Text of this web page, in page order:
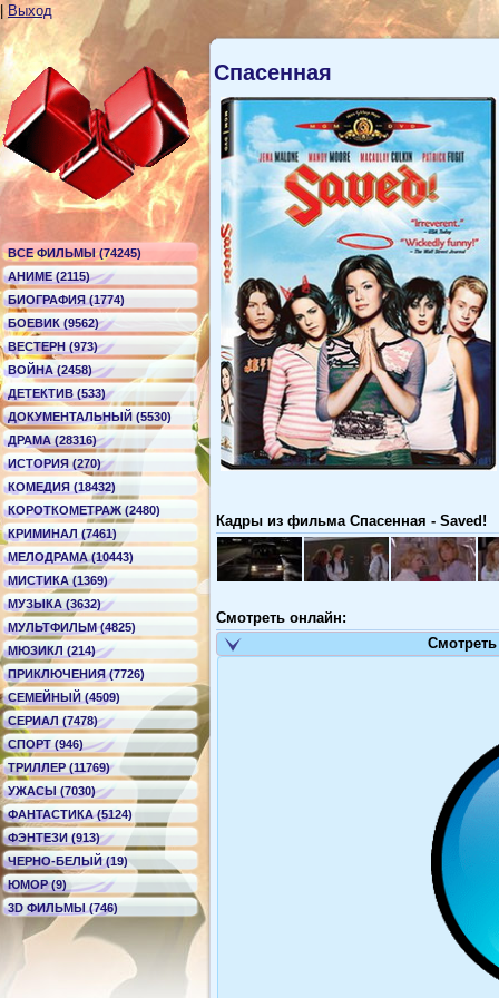
Выход
ВСЕ ФИЛЬМЫ (74245)
АНИМЕ (2115)
БИОГРАФИЯ (1774)
БОЕВИК (9562)
ВЕСТЕРН (973)
ВОЙНА (2458)
ДЕТЕКТИВ (533)
ДОКУМЕНТАЛЬНЫЙ (5530)
ДРАМА (28316)
ИСТОРИЯ (270)
КОМЕДИЯ (18432)
КОРОТКОМЕТРАЖ (2480)
КРИМИНАЛ (7461)
МЕЛОДРАМА (10443)
МИСТИКА (1369)
МУЗЫКА (3632)
МУЛЬТФИЛЬМ (4825)
МЮЗИКЛ (214)
ПРИКЛЮЧЕНИЯ (7726)
СЕМЕЙНЫЙ (4509)
СЕРИАЛ (7478)
СПОРТ (946)
ТРИЛЛЕР (11769)
УЖАСЫ (7030)
ФАНТАСТИКА (5124)
ФЭНТЕЗИ (913)
ЧЕРНО-БЕЛЫЙ (19)
ЮМОР (9)
3D ФИЛЬМЫ (746)
Спасенная
Кадры из фильма Спасенная - Saved!
Смотреть онлайн: